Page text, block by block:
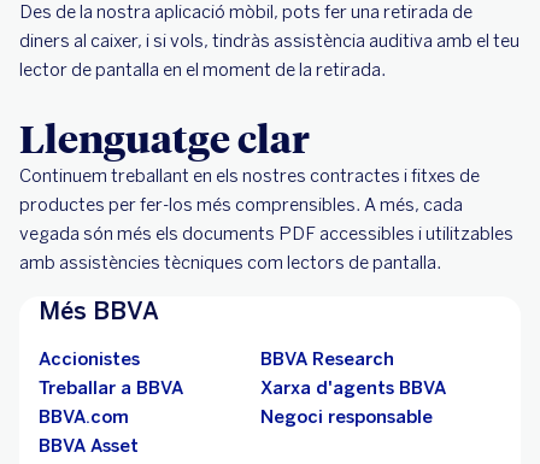
Des de la nostra aplicació mòbil, pots fer una retirada de
diners al caixer, i si vols, tindràs assistència auditiva amb el teu
lector de pantalla en el moment de la retirada.
Llenguatge clar
Continuem treballant en els nostres contractes i fitxes de
productes per fer-los més comprensibles. A més, cada
vegada són més els documents PDF accessibles i utilitzables
amb assistències tècniques com lectors de pantalla.
Més BBVA
Accionistes
BBVA Research
Treballar a BBVA
Xarxa d'agents BBVA
BBVA.com
Negoci responsable
BBVA Asset